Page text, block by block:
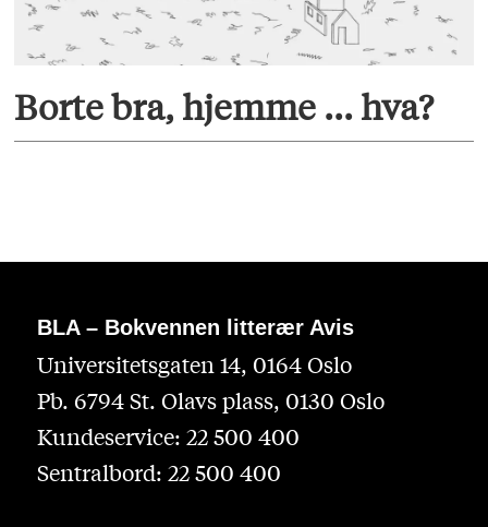
Borte bra, hjemme ... hva?
BLA – Bokvennen litterær Avis
Universitetsgaten 14, 0164 Oslo
Pb. 6794 St. Olavs plass, 0130 Oslo
Kundeservice: 22 500 400
Sentralbord: 22 500 400